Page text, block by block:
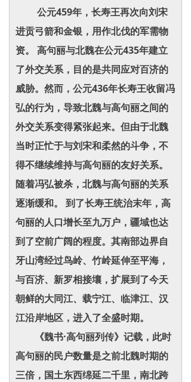
公元459年，长寿王再次向刘宋
进贡弓箭和金银，用作北伐的军需物
资。 高句丽与北魏在公元435年建立
了外交关系，目的是共同应对百济的
威胁。然而，公元436年长寿王收留冯
弘的行为，导致北魏与高句丽之间的
外交关系变得紧张起来。但由于北魏
当时正忙于与刘宋和柔然的斗争，不
得不继续维持与高句丽的友好关系。
随着冯弘被杀，北魏与高句丽的关系
逐渐缓和。 到了长寿王统治末年，高
句丽的人口增长至九万户，疆域也达
到了空前广阔的程度。其南部边界自
牙山湾经过鸟岭、竹岭延伸至平海，
与百济、新罗相接壤，扩展到了今天
朝鲜的大同江、载宁江、临津江、汉
江沿岸地区，进入了全盛时期。
《魏书·高句丽列传》记载，此时
高句丽的民户数量是之前北魏时期的
三倍，国土东西绵延二千里，南北跨